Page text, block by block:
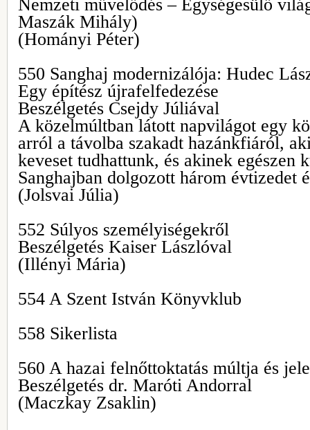
Nemzeti művelődés – Egységesülő
Maszák Mihály)
(Hományi Péter)
550 Sanghaj modernizálója: Hudec
Egy építész újrafelfedezése
Beszélgetés Csejdy Júliával
A közelmúltban látott napvilágot egy
arról a távolba szakadt hazánkfiáról,
keveset tudhattunk, és akinek egészen
Sanghajban dolgozott három évtizedet
(Jolsvai Júlia)
552 Súlyos személyiségekről
Beszélgetés Kaiser Lászlóval
(Illényi Mária)
554 A Szent István Könyvklub
558 Sikerlista
560 A hazai felnőttoktatás múltja és
Beszélgetés dr. Maróti Andorral
(Maczkay Zsaklin)